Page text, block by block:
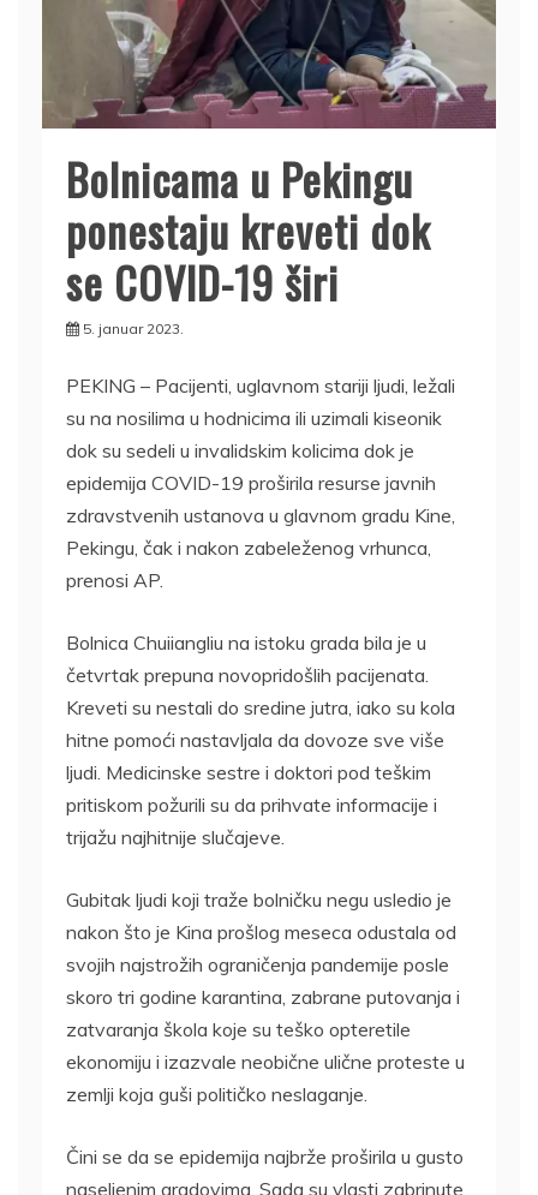
Bolnicama u Pekingu
ponestaju kreveti dok
se COVID-19 širi
5. januar 2023.
PEKING – Pacijenti, uglavnom stariji ljudi, ležali
su na nosilima u hodnicima ili uzimali kiseonik
dok su sedeli u invalidskim kolicima dok je
epidemija COVID-19 proširila resurse javnih
zdravstvenih ustanova u glavnom gradu Kine,
Pekingu, čak i nakon zabeleženog vrhunca,
prenosi AP.
Bolnica Chuiiangliu na istoku grada bila je u
četvrtak prepuna novopridošlih pacijenata.
Kreveti su nestali do sredine jutra, iako su kola
hitne pomoći nastavljala da dovoze sve više
ljudi. Medicinske sestre i doktori pod teškim
pritiskom požurili su da prihvate informacije i
trijažu najhitnije slučajeve.
Gubitak ljudi koji traže bolničku negu usledio je
nakon što je Kina prošlog meseca odustala od
svojih najstrožih ograničenja pandemije posle
skoro tri godine karantina, zabrane putovanja i
zatvaranja škola koje su teško opteretile
ekonomiju i izazvale neobične ulične proteste u
zemlji koja guši političko neslaganje.
Čini se da se epidemija najbrže proširila u gusto
naseljenim gradovima. Sada su vlasti zabrinute